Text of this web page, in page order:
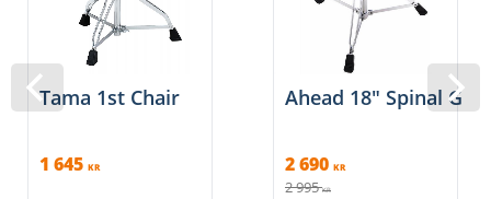
Tama 1st Chair
1 645 KR
Ahead 18″ Spinal G
2 690 KR
2 995 KR